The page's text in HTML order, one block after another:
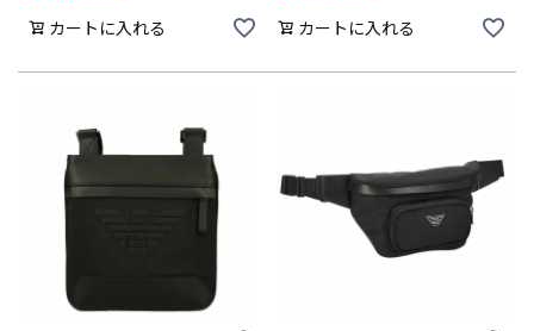
カートに入れる カートに入れる